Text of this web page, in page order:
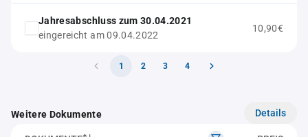
Jahresabschluss zum 30.04.2021
eingereicht am 09.04.2022
10,90€
1 2 3 4
Weitere Dokumente Details